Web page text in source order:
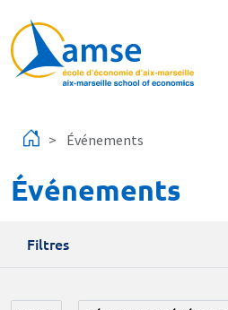
Événements
Événements
Filtres